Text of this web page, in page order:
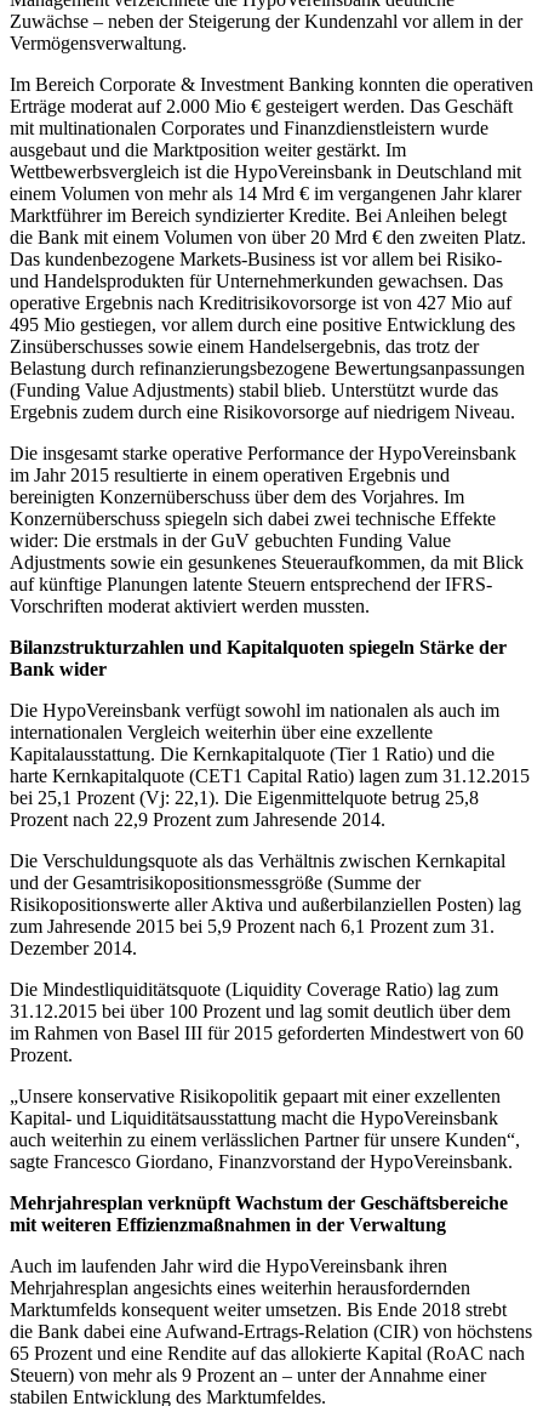
Zuwächse – neben der Steigerung der Kundenzahl vor allem in der
Vermögensverwaltung.
Im Bereich Corporate & Investment Banking konnten die operativen
Erträge moderat auf 2.000 Mio € gesteigert werden. Das Geschäft
mit multinationalen Corporates und Finanzdienstleistern wurde
ausgebaut und die Marktposition weiter gestärkt. Im
Wettbewerbsvergleich ist die HypoVereinsbank in Deutschland mit
einem Volumen von mehr als 14 Mrd € im vergangenen Jahr klarer
Marktführer im Bereich syndizierter Kredite. Bei Anleihen belegt
die Bank mit einem Volumen von über 20 Mrd € den zweiten Platz.
Das kundenbezogene Markets-Business ist vor allem bei Risiko-
und Handelsprodukten für Unternehmerkunden gewachsen. Das
operative Ergebnis nach Kreditrisikovorsorge ist von 427 Mio auf
495 Mio gestiegen, vor allem durch eine positive Entwicklung des
Zinsüberschusses sowie einem Handelsergebnis, das trotz der
Belastung durch refinanzierungsbezogene Bewertungsanpassungen
(Funding Value Adjustments) stabil blieb. Unterstützt wurde das
Ergebnis zudem durch eine Risikovorsorge auf niedrigem Niveau.
Die insgesamt starke operative Performance der HypoVereinsbank
im Jahr 2015 resultierte in einem operativen Ergebnis und
bereinigten Konzernüberschuss über dem des Vorjahres. Im
Konzernüberschuss spiegeln sich dabei zwei technische Effekte
wider: Die erstmals in der GuV gebuchten Funding Value
Adjustments sowie ein gesunkenes Steueraufkommen, da mit Blick
auf künftige Planungen latente Steuern entsprechend der IFRS-
Vorschriften moderat aktiviert werden mussten.
Bilanzstrukturzahlen und Kapitalquoten spiegeln Stärke der
Bank wider
Die HypoVereinsbank verfügt sowohl im nationalen als auch im
internationalen Vergleich weiterhin über eine exzellente
Kapitalausstattung. Die Kernkapitalquote (Tier 1 Ratio) und die
harte Kernkapitalquote (CET1 Capital Ratio) lagen zum 31.12.2015
bei 25,1 Prozent (Vj: 22,1). Die Eigenmittelquote betrug 25,8
Prozent nach 22,9 Prozent zum Jahresende 2014.
Die Verschuldungsquote als das Verhältnis zwischen Kernkapital
und der Gesamtrisikopositionsmessgröße (Summe der
Risikopositionswerte aller Aktiva und außerbilanziellen Posten) lag
zum Jahresende 2015 bei 5,9 Prozent nach 6,1 Prozent zum 31.
Dezember 2014.
Die Mindestliquiditätsquote (Liquidity Coverage Ratio) lag zum
31.12.2015 bei über 100 Prozent und lag somit deutlich über dem
im Rahmen von Basel III für 2015 geforderten Mindestwert von 60
Prozent.
„Unsere konservative Risikopolitik gepaart mit einer exzellenten
Kapital- und Liquiditätsausstattung macht die HypoVereinsbank
auch weiterhin zu einem verlässlichen Partner für unsere Kunden“,
sagte Francesco Giordano, Finanzvorstand der HypoVereinsbank.
Mehrjahresplan verknüpft Wachstum der Geschäftsbereiche
mit weiteren Effizienzmaßnahmen in der Verwaltung
Auch im laufenden Jahr wird die HypoVereinsbank ihren
Mehrjahresplan angesichts eines weiterhin herausfordernden
Marktumfelds konsequent weiter umsetzen. Bis Ende 2018 strebt
die Bank dabei eine Aufwand-Ertrags-Relation (CIR) von höchstens
65 Prozent und eine Rendite auf das allokierte Kapital (RoAC nach
Steuern) von mehr als 9 Prozent an – unter der Annahme einer
stabilen Entwicklung des Marktumfeldes.